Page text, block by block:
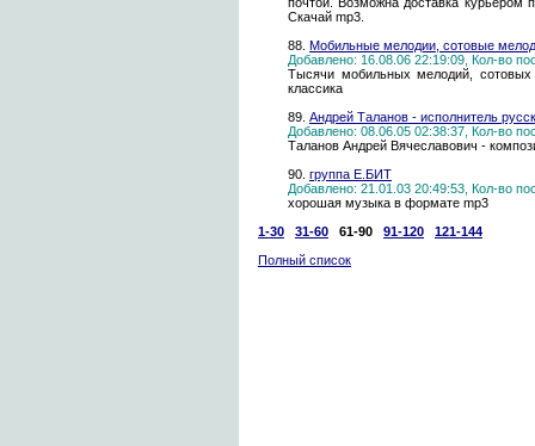
Скачай mp3.
88. Мобильные мелодии, сотовые
Добавлено: 16.08.06 22:19:09, Кол-во
Тысячи мобильных мелодий, сотовых
классика
89. Андрей Таланов - исполнитель
Добавлено: 08.06.05 02:38:37, Кол-во
Таланов Андрей Вячеславович -
90. группа Е.БИТ
Добавлено: 21.01.03 20:49:53, Кол-во
хорошая музыка в формате mp3
1-30
31-60 61-90 91-120
121-144
Полный список